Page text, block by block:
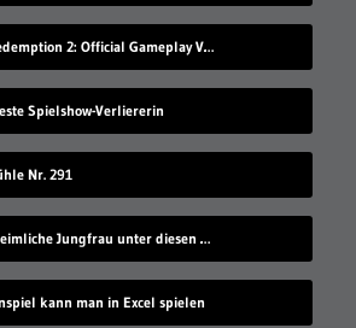
Red Dead Redemption 2: Official Gameplay Video
Spielshow-Verliererin
Nr. 291
Wer ist die heimliche Jungfrau unter diesen 7 Sex-Erprobten?
kann man in Excel spielen